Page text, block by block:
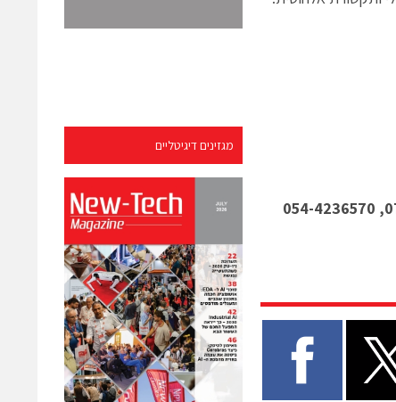
מגזינים דיגיטליים